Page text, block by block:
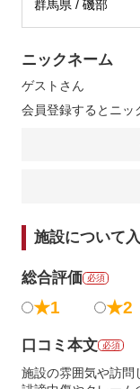
群馬県 / 磯部
ニックネーム
ゲスト さん
会員登録するとニッ
施設について
総合評価 必須
★1 ★2
口コミ本文 必須
施設の雰囲気や訪問